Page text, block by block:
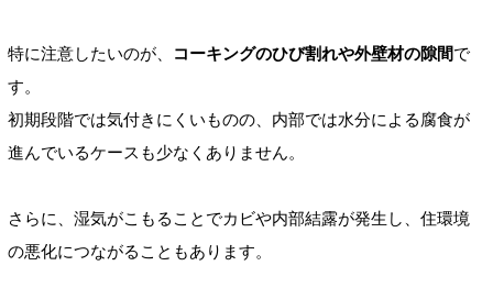
特に注意したいのが、 コーキングのひび割れや外壁材の隙間で
す。
初期段階では気付きにくいものの、内部では水分による腐食が
進んでいるケースも少なくありません。
さらに、湿気がこもることでカビや内部結露が発生し、住環境
の悪化につながることもあります。